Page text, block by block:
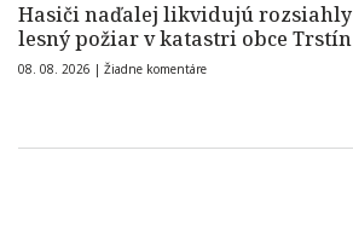
Hasiči naďalej likvidujú rozsiahly
lesný požiar v katastri obce Trstín
08. 08. 2026 | Žiadne komentáre